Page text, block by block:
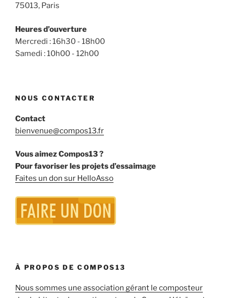
75013, Paris
Heures d’ouverture
Mercredi : 16h30 - 18h00
Samedi : 10h00 - 12h00
NOUS CONTACTER
Contact
bienvenue@compos13.fr
Vous aimez Compos13 ?
Pour favoriser les projets d’essaimage
Faites un don sur HelloAsso
À PROPOS DE COMPOS13
Nous sommes une association gérant le composteur